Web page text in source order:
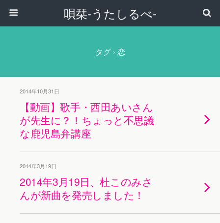
唄栞-うたしるべ-
タグ › 恋
2014年10月31日
【動画】歌手・西田あいさん
が先生に？！ちょっと不思議
な鹿児島弁講座
2014年3月19日
2014年3月19日、杜このみさ
んが新曲を発売しました！